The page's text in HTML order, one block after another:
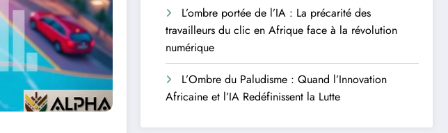
L’ombre portée de l’IA : La précarité des
travailleurs du clic en Afrique face à la révolution
numérique
L’Ombre du Paludisme : Quand l’Innovation
Africaine et l’IA Redéfinissent la Lutte